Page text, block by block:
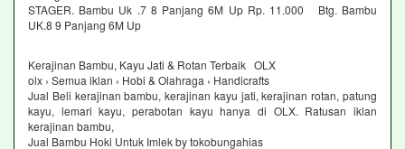
STAGER. Bambu Uk .7 8 Panjang 6M Up Rp. 11.000 Btg. Bambu
UK.8 9 Panjang 6M Up
Kerajinan Bambu, Kayu Jati & Rotan Terbaik OLX
olx › Semua iklan › Hobi & Olahraga › Handicrafts
Jual Beli kerajinan bambu, kerajinan kayu jati, kerajinan rotan, patung
kayu, lemari kayu, perabotan kayu hanya di OLX. Ratusan iklan
kerajinan bambu,
Jual Bambu Hoki Untuk Imlek by tokobungahias